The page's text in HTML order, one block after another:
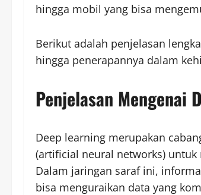
hingga mobil yang bisa
Berikut adalah penjelasan
hingga penerapannya dalam
Penjelasan Mengenai
Deep learning merupakan
(artificial neural networks)
Dalam jaringan saraf ini,
bisa menguraikan data yang